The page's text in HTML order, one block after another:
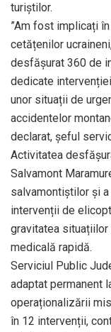
turiștilor.
”Am fost implicați
cetățenilor
desfășurat 360 de
dedicate
unor situații de
accidentelor
declarat, șeful
Activitatea
Salvamont
salvamontiștilor și
intervenții de
gravitatea situațiilor
medicală rapidă.
Serviciul Public
adaptat permanent
operaționalizării
în 12 intervenții,